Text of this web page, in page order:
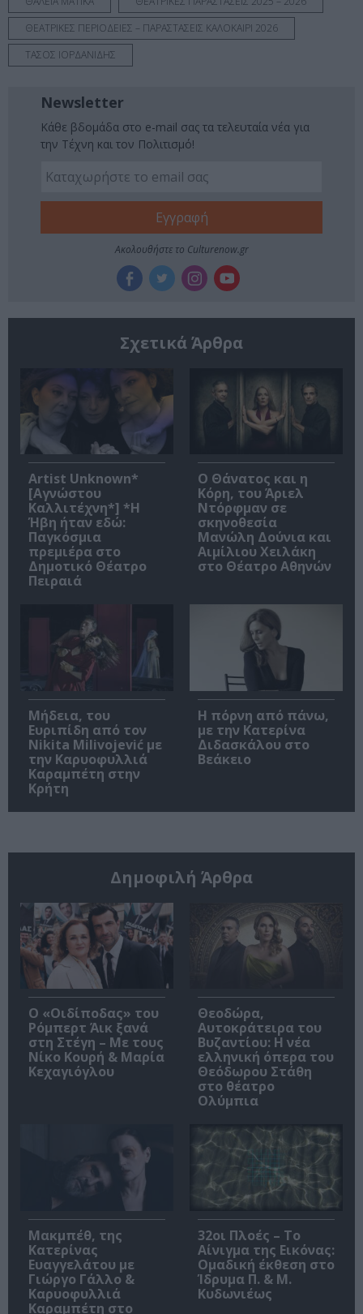
ΘΕΑΤΡΙΚΕΣ ΠΕΡΙΟΔΕΙΕΣ – ΠΑΡΑΣΤΑΣΕΙΣ ΚΑΛΟΚΑΙΡΙ 2026
ΤΑΣΟΣ ΙΟΡΔΑΝΙΔΗΣ
Newsletter
Κάθε βδομάδα στο e-mail σας τα τελευταία νέα για
την Τέχνη και τον Πολιτισμό!
Ακολουθήστε το Culturenow.gr
Σχετικά Άρθρα
Artist Unknown*
[Αγνώστου
Καλλιτέχνη*] *Η
Ήβη ήταν εδώ:
Παγκόσμια
πρεμιέρα στο
Δημοτικό Θέατρο
Πειραιά
Ο Θάνατος και η
Κόρη, του Άριελ
Ντόρφμαν σε
σκηνοθεσία
Μανώλη Δούνια και
Αιμίλιου Χειλάκη
στο Θέατρο Αθηνών
Μήδεια, του
Ευριπίδη από τον
Nikita Milivojević με
την Καρυοφυλλιά
Καραμπέτη στην
Κρήτη
Η πόρνη από πάνω,
με την Κατερίνα
Διδασκάλου στο
Βεάκειο
Δημοφιλή Άρθρα
O «Οιδίποδας» του
Ρόμπερτ Άικ ξανά
στη Στέγη – Με τους
Νίκο Κουρή & Μαρία
Κεχαγιόγλου
Θεοδώρα,
Αυτοκράτειρα του
Βυζαντίου: Η νέα
ελληνική όπερα του
Θεόδωρου Στάθη
στο θέατρο
Ολύμπια
Μακμπέθ, της
Κατερίνας
Ευαγγελάτου με
Γιώργο Γάλλο &
Καρυοφυλλιά
Καραμπέτη στο
32οι Πλοές – Το
Αίνιγμα της Εικόνας:
Ομαδική έκθεση στο
Ίδρυμα Π. & Μ.
Κυδωνιέως